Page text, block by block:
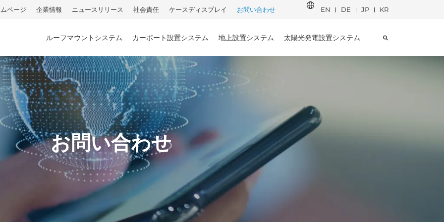
ページ 企業情報 ニュースリリース 社会責任 ケースディスプレイ お問い合わせ EN DE JP KR
ルーフマウントシステム カーポート設置システム 地上設置システム 太陽光発電設置システム
お問い合わせ